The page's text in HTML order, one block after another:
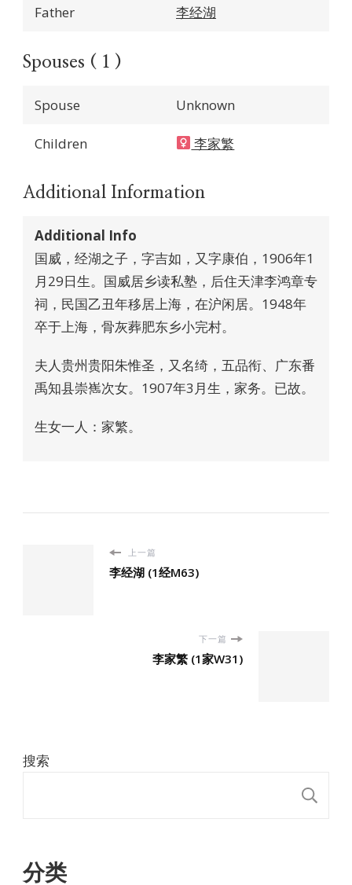
Father 李经湖
Spouses ( 1 )
Spouse Unknown
Children 李家繁
Additional Information
Additional Info
国威，经湖之子，字吉如，又字康伯，1906年1
月29日生。国威居乡读私塾，后住天津李鸿章专
祠，民国乙丑年移居上海，在沪闲居。1948年
卒于上海，骨灰葬肥东乡小完村。
夫人贵州贵阳朱惟圣，又名绮，五品衔、广东番
禹知县崇嶲次女。1907年3月生，家务。已故。
生女一人：家繁。
上一篇
李经湖 (1经M63)
下一篇
李家繁 (1家W31)
搜索
分类